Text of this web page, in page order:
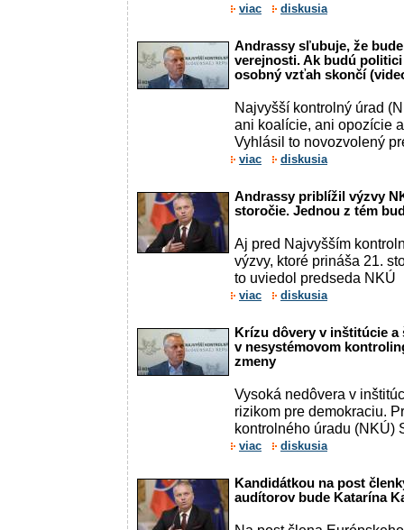
viac diskusia
Andrassy sľubuje, že
verejnosti. Ak budú
osobný vzťah skončí
Najvyšší kontrolný úrad
ani koalície, ani opozície
Vyhlásil to novozvolený
viac diskusia
Andrassy priblížil výzvy
storočie. Jednou z tém
Aj pred Najvyšším
výzvy, ktoré prináša 21.
to uviedol predseda NKÚ
viac diskusia
Krízu dôvery v inštitúcie
v nesystémovom
zmeny
Vysoká nedôvera v
rizikom pre demokraciu.
kontrolného úradu (NKÚ)
viac diskusia
Kandidátkou na post
audítorov bude Katarína